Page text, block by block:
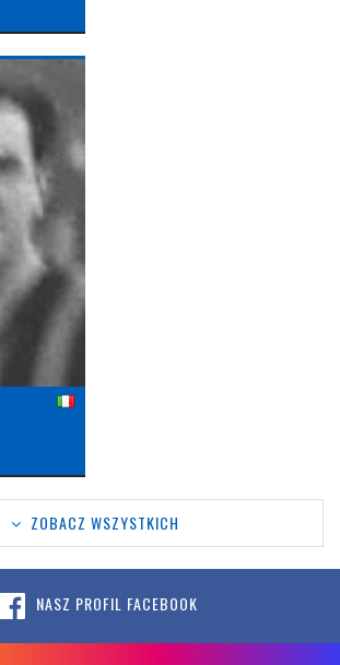
ZOBACZ WSZYSTKICH
NASZ PROFIL FACEBOOK